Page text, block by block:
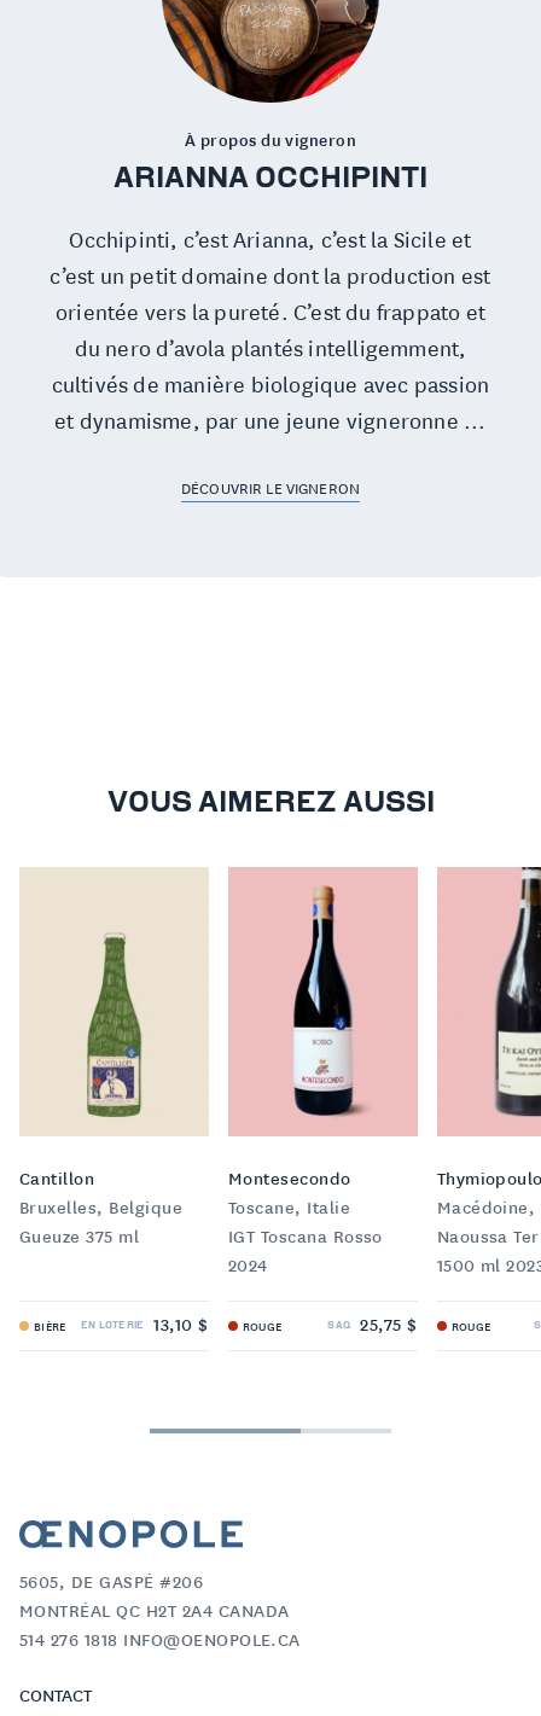
À propos du vigneron
ARIANNA OCCHIPINTI
Occhipinti, c’est Arianna, c’est la Sicile et
c’est un petit domaine dont la production est
orientée vers la pureté. C’est du frappato et
du nero d’avola plantés intelligemment,
cultivés de manière biologique avec passion
et dynamisme, par une jeune vigneronne ...
DÉCOUVRIR LE VIGNERON
VOUS AIMEREZ AUSSI
Cantillon
Bruxelles, Belgique
Gueuze 375 ml
BIÈRE EN LOTERIE 13,10 $
Montesecondo
Toscane, Italie
IGT Toscana Rosso
2024
ROUGE SAQ 25,75 $
Macédoine,
Naoussa
1500 ml
ROUGE
5605, DE GASPÉ #206
MONTRÉAL QC H2T 2A4 CANADA
514 276 1818 INFO@OENOPOLE.CA
CONTACT